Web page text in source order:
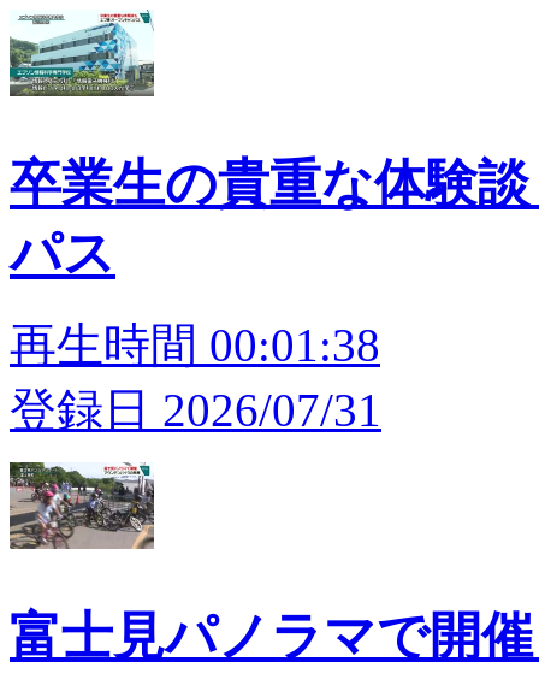
卒業生の貴重な体験
パス
再生時間 00:01:38
登録日 2026/07/31
富士見パノラマで開